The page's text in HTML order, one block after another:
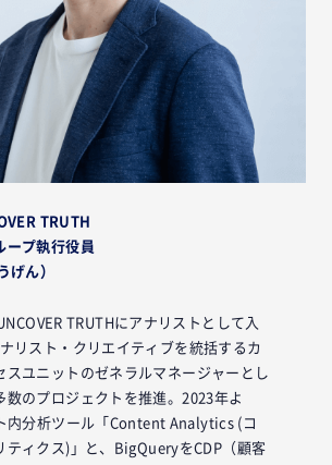
TRUTH
ープ執行役員
げん）
TRUTHにアナリストとして入
リスト・クリエイティブを統括するカ
スユニットのゼネラルマネージャーとし
数のプロジェクトを推進。2023年よ
内分析ツール「Content Analytics (コ
ティクス)」と、BigQueryをCDP（顧客